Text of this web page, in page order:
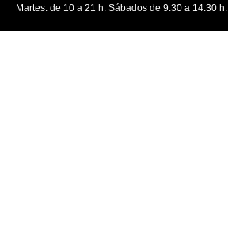
Martes: de 10 a 21 h. Sábados de 9.30 a 14.30 h.